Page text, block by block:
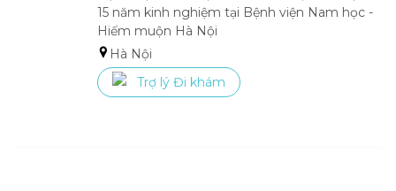
15 năm kinh nghiệm tại Bệnh viện Nam học -
Hiếm muộn Hà Nội
Hà Nội
Trợ lý Đi khám